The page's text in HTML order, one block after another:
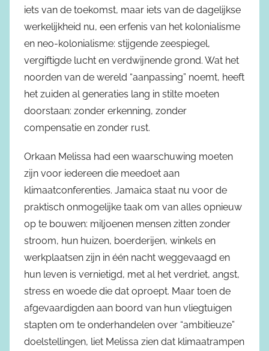
iets van de toekomst, maar iets van de dagelijkse
werkelijkheid nu, een erfenis van het kolonialisme
en neo-kolonialisme: stijgende zeespiegel,
vergiftigde lucht en verdwijnende grond. Wat het
noorden van de wereld “aanpassing” noemt, heeft
het zuiden al generaties lang in stilte moeten
doorstaan: zonder erkenning, zonder
compensatie en zonder rust.
Orkaan Melissa had een waarschuwing moeten
zijn voor iedereen die meedoet aan
klimaatconferenties. Jamaica staat nu voor de
praktisch onmogelijke taak om van alles opnieuw
op te bouwen: miljoenen mensen zitten zonder
stroom, hun huizen, boerderijen, winkels en
werkplaatsen zijn in één nacht weggevaagd en
hun leven is vernietigd, met al het verdriet, angst,
stress en woede die dat oproept. Maar toen de
afgevaardigden aan boord van hun vliegtuigen
stapten om te onderhandelen over “ambitieuze”
doelstellingen, liet Melissa zien dat klimaatrampen